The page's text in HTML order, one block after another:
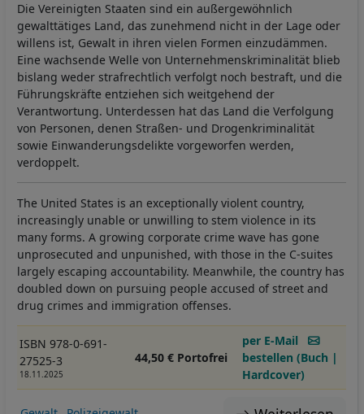
Die Vereinigten Staaten sind ein außergewöhnlich
gewalttätiges Land, das zunehmend nicht in der Lage oder
willens ist, Gewalt in ihren vielen Formen einzudämmen.
Eine wachsende Welle von Unternehmenskriminalität blieb
bislang weder strafrechtlich verfolgt noch bestraft, und die
Führungskräfte entziehen sich weitgehend der
Verantwortung. Unterdessen hat das Land die Verfolgung
von Personen, denen Straßen- und Drogenkriminalität
sowie Einwanderungsdelikte vorgeworfen werden,
verdoppelt.
The United States is an exceptionally violent country,
increasingly unable or unwilling to stem violence in its
many forms. A growing corporate crime wave has gone
unprosecuted and unpunished, with those in the C-suites
largely escaping accountability. Meanwhile, the country has
doubled down on pursuing people accused of street and
drug crimes and immigration offenses.
ISBN 978-0-691-
27525-3
18.11.2025
44,50 € Portofrei
per E-Mail
bestellen (Buch |
Hardcover)